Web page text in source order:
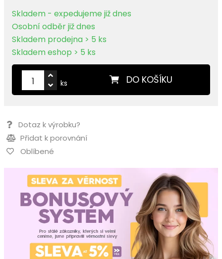
Skladem - expedujeme již dnes
Osobní odběr již dnes
Skladem prodejna > 5 ks
Skladem eshop > 5 ks
DO KOŠÍKU
ks
Dotaz k výrobku?
Přidat k porovnání
Oblíbené